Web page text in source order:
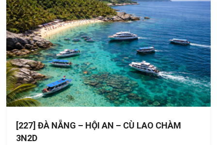
[227] ĐÀ NẴNG – HỘI AN – CÙ LAO CHÀM
3N2D